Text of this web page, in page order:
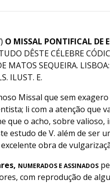
O MISSAL PONTIFICAL DE
DÊSTE CÉLEBRE
MATOS SEQUEIRA.
ILUST. E.
Missal que sem
li com a atenção que
que o acho, sobre valioso,
estudo de V. além de ser
obra de
NUMERADOS E ASSINADOS
com reprodução de